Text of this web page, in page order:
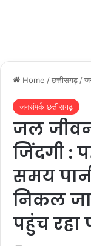
Home /छत्तीसगढ़ /
जनसंपर्क छत्तीसगढ़
जल
जिंदगी :
समय
निकल
पहुंच रहा